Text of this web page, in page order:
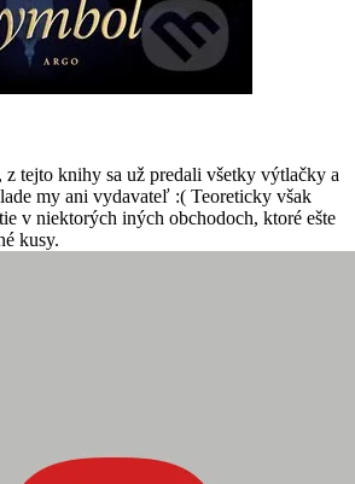
z tejto knihy sa už predali všetky výtlačky a
my ani vydavateľ :( Teoreticky však
v niektorých iných obchodoch, ktoré ešte
kusy.